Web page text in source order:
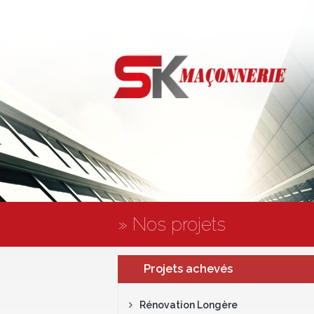
» Nos projets
Projets achevés
Rénovation Longère